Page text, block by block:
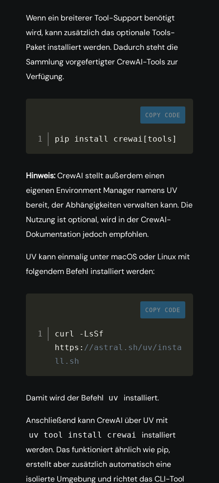
Wenn ein breiterer Tool-Support benötigt
wird, kann zusätzlich das optionale Tools-
Paket installiert werden. Dadurch steht die
Sammlung vorgefertigter CrewAI-Tools zur
Verfügung.
COPY CODE
pip install crewai [ tools ]
Hinweis:CrewAI stellt außerdem einen
eigenen Environment Manager namens UV
bereit, der Abhängigkeiten verwalten kann. Die
Nutzung ist optional, wird in der CrewAI-
Dokumentation jedoch empfohlen.
UV kann einmalig unter macOS oder Linux mit
folgendem Befehl installiert werden:
COPY CODE
curl - LsSf
https : //astral.sh/uv/insta
ll.sh
Damit wird der Befehl uv installiert.
Anschließend kann CrewAI über UV mit
uv tool install crewai
installiert
werden. Das funktioniert ähnlich wie pip,
erstellt aber zusätzlich automatisch eine
isolierte Umgebung und richtet das CLI-Tool